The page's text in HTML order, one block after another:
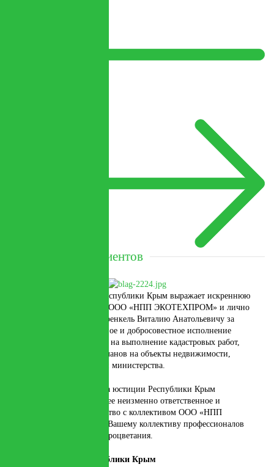
Отзывы наших клиентов
Министерство юстиции Республики Крым выражает искреннюю
благодарность коллективу ООО «НПП ЭКОТЕХПРОМ» и лично
директору предприятия Френкель Виталию Анатольевичу за
качественное, своевременное и добросовестное исполнение
обязательств по договорам на выполнение кадастровых работ,
технических и межевых планов на объекты недвижимости,
находящиеся в управлении министерства.
Руководство Министерства юстиции Республики Крым
рассчитывает на дальнейшее неизменно ответственное и
плодотворное сотрудничество с коллективом ООО «НПП
ЭКОТЕХПРОМ». Желаем Вашему коллективу профессионалов
успехов, благополучия и процветания.
Министр юстиции Республики Крым